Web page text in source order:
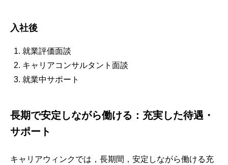
入社後
就業評価面談
キャリアコンサルタント面談
就業中サポート
長期で安定しながら働ける：充実した待遇・
サポート
キャリアウィンクでは，長期間，安定しながら働ける充